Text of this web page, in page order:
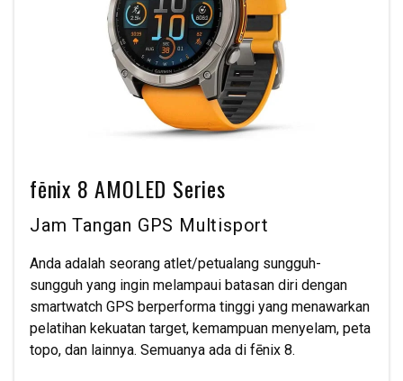
fēnix 8 AMOLED Series
Jam Tangan GPS Multisport
Anda adalah seorang atlet/petualang sungguh-
sungguh yang ingin melampaui batasan diri dengan
smartwatch GPS berperforma tinggi yang menawarkan
pelatihan kekuatan target, kemampuan menyelam, peta
topo, dan lainnya. Semuanya ada di fēnix 8.